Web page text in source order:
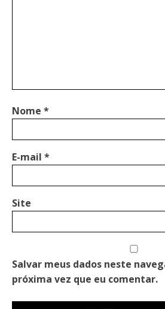
Nome *
E-mail *
Site
Salvar meus dados neste
próxima vez que eu comentar.